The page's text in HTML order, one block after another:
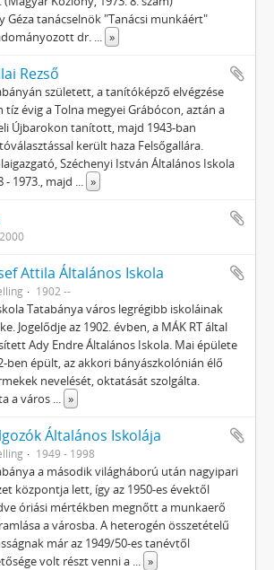
Géza tanácselnök "Tanácsi munkáért"
dr. ... »
Rezső
született, a tanítóképző elvégzése
tíz évig a Tolna megyei Grábócon, aztán a
Újbarokon tanított, majd 1943-ban
került haza Felsőgallára.
Széchenyi István Általános Iskola
- 1973., majd ... »
Attila Általános Iskola
1902 --
Tatabánya város legrégibb iskoláinak
Jogelődje az 1902. évben, a MÁK RT által
Ady Endre Általános Iskola. Mai épülete
ben épült, az akkori bányászkolónián élő
nevelését, oktatását szolgálta.
a város ... »
Általános Iskolája
1949 - 1998
a második világháború után nagyipari
központja lett, így az 1950-es évektől
óriási mértékben megnőtt a munkaerő
a városba. A heterogén összetételű
már az 1949/50-es tanévtől
volt részt venni a ... »